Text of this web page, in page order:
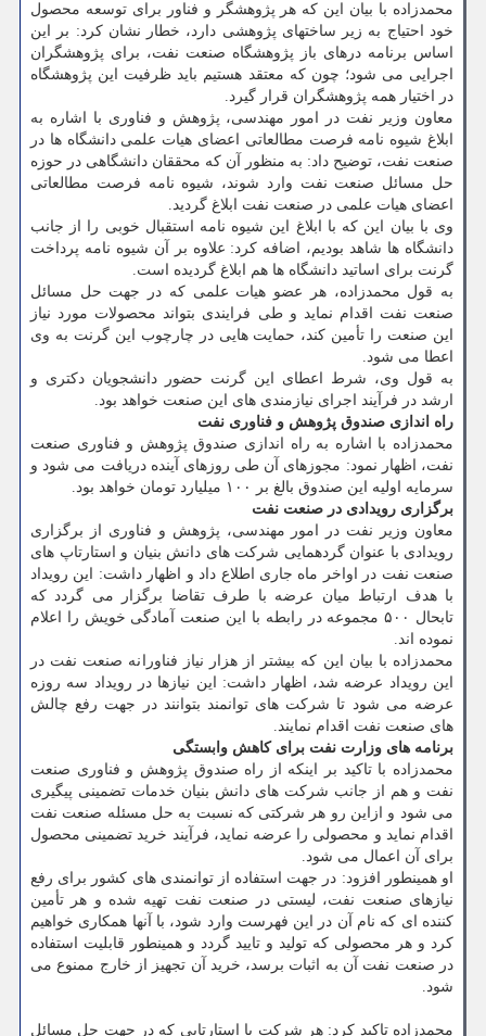
محمدزاده با بیان این كه هر پژوهشگر و فناور برای توسعه محصول
خود احتیاج به زیر ساختهای پژوهشی دارد، خطار نشان كرد: بر این
اساس برنامه درهای باز پژوهشگاه صنعت نفت، برای پژوهشگران
اجرایی می شود؛ چون كه معتقد هستیم باید ظرفیت این پژوهشگاه
در اختیار همه پژوهشگران قرار گیرد.
معاون وزیر نفت در امور مهندسی، پژوهش و فناوری با اشاره به
ابلاغ شیوه نامه فرصت مطالعاتی اعضای هیات علمی دانشگاه ها در
صنعت نفت، توضیح داد: به منظور آن كه محققان دانشگاهی در حوزه
حل مسائل صنعت نفت وارد شوند، شیوه نامه فرصت مطالعاتی
اعضای هیات علمی در صنعت نفت ابلاغ گردید.
وی با بیان این كه با ابلاغ این شیوه نامه استقبال خوبی را از جانب
دانشگاه ها شاهد بودیم، اضافه كرد: علاوه بر آن شیوه نامه پرداخت
گرنت برای اساتید دانشگاه ها هم ابلاغ گردیده است.
به قول محمدزاده، هر عضو هیات علمی كه در جهت حل مسائل
صنعت نفت اقدام نماید و طی فرایندی بتواند محصولات مورد نیاز
این صنعت را تأمین كند، حمایت هایی در چارچوب این گرنت به وی
اعطا می شود.
به قول وی، شرط اعطای این گرنت حضور دانشجویان دكتری و
ارشد در فرآیند اجرای نیازمندی های این صنعت خواهد بود.
راه اندازی صندوق پژوهش و فناوری نفت
محمدزاده با اشاره به راه اندازی صندوق پژوهش و فناوری صنعت
نفت، اظهار نمود: مجوزهای آن طی روزهای آینده دریافت می شود و
سرمایه اولیه این صندوق بالغ بر ۱۰۰ میلیارد تومان خواهد بود.
برگزاری رویدادی در صنعت نفت
معاون وزیر نفت در امور مهندسی، پژوهش و فناوری از برگزاری
رویدادی با عنوان گردهمایی شركت های دانش بنیان و استارتاپ های
صنعت نفت در اواخر ماه جاری اطلاع داد و اظهار داشت: این رویداد
با هدف ارتباط میان عرضه با طرف تقاضا برگزار می گردد كه
تابحال ۵۰۰ مجموعه در رابطه با این صنعت آمادگی خویش را اعلام
نموده اند.
محمدزاده با بیان این كه بیشتر از هزار نیاز فناورانه صنعت نفت در
این رویداد عرضه شد، اظهار داشت: این نیازها در رویداد سه روزه
عرضه می شود تا شركت های توانمند بتوانند در جهت رفع چالش
های صنعت نفت اقدام نمایند.
برنامه های وزارت نفت برای كاهش وابستگی
محمدزاده با تاكید بر اینكه از راه صندوق پژوهش و فناوری صنعت
نفت و هم از جانب شركت های دانش بنیان خدمات تضمینی پیگیری
می شود و ازاین رو هر شركتی كه نسبت به حل مسئله صنعت نفت
اقدام نماید و محصولی را عرضه نماید، فرآیند خرید تضمینی محصول
برای آن اعمال می شود.
او همینطور افزود: در جهت استفاده از توانمندی های كشور برای رفع
نیازهای صنعت نفت، لیستی در صنعت نفت تهیه شده و هر تأمین
كننده ای كه نام آن در این فهرست وارد شود، با آنها همكاری خواهیم
كرد و هر محصولی كه تولید و تایید گردد و همینطور قابلیت استفاده
در صنعت نفت آن به اثبات برسد، خرید آن تجهیز از خارج ممنوع می
شود.
محمدزاده تاكید كرد: هر شركت یا استارتاپی كه در جهت حل مسائل